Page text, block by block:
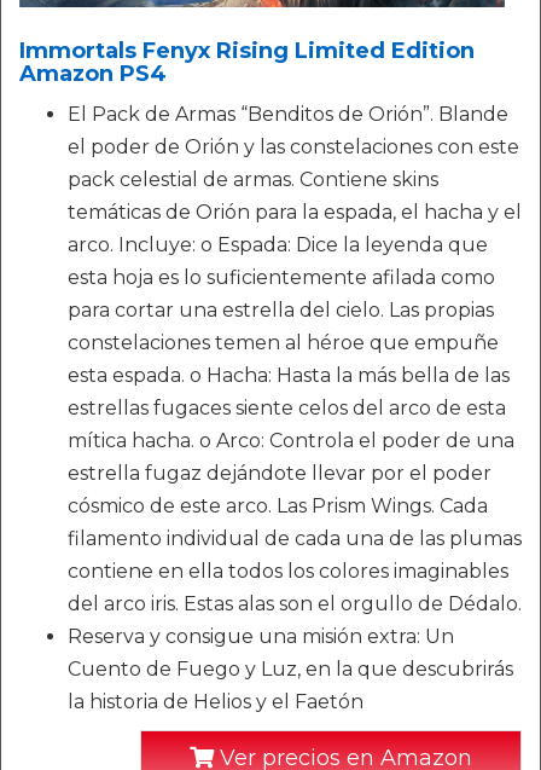
Immortals Fenyx Rising Limited Edition
Amazon PS4
El Pack de Armas “Benditos de Orión”. Blande
el poder de Orión y las constelaciones con este
pack celestial de armas. Contiene skins
temáticas de Orión para la espada, el hacha y el
arco. Incluye: o Espada: Dice la leyenda que
esta hoja es lo suficientemente afilada como
para cortar una estrella del cielo. Las propias
constelaciones temen al héroe que empuñe
esta espada. o Hacha: Hasta la más bella de las
estrellas fugaces siente celos del arco de esta
mítica hacha. o Arco: Controla el poder de una
estrella fugaz dejándote llevar por el poder
cósmico de este arco. Las Prism Wings. Cada
filamento individual de cada una de las plumas
contiene en ella todos los colores imaginables
del arco iris. Estas alas son el orgullo de Dédalo.
Reserva y consigue una misión extra: Un
Cuento de Fuego y Luz, en la que descubrirás
la historia de Helios y el Faetón
Ver precios en Amazon